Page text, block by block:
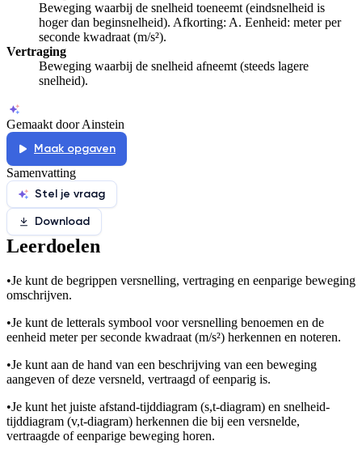
Beweging waarbij de snelheid toeneemt (eindsnelheid is
hoger dan beginsnelheid). Afkorting: A. Eenheid: meter per
seconde kwadraat (m/s²).
Vertraging
Beweging waarbij de snelheid afneemt (steeds lagere
snelheid).
Gemaakt door Ainstein
Maak opgaven
Samenvatting
Stel je vraag
Download
Leerdoelen
•Je kunt de begrippen versnelling, vertraging en eenparige beweging
omschrijven.
•Je kunt de letterals symbool voor versnelling benoemen en de
eenheid meter per seconde kwadraat (m/s²) herkennen en noteren.
•Je kunt aan de hand van een beschrijving van een beweging
aangeven of deze versneld, vertraagd of eenparig is.
•Je kunt het juiste afstand-tijddiagram (s,t-diagram) en snelheid-
tijddiagram (v,t-diagram) herkennen die bij een versnelde,
vertraagde of eenparige beweging horen.